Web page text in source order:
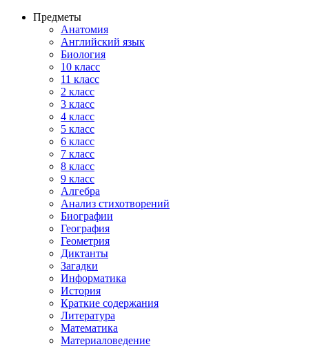
Предметы
Анатомия
Английский язык
Биология
10 класс
11 класс
2 класс
3 класс
4 класс
5 класс
6 класс
7 класс
8 класс
9 класс
Алгебра
Анализ стихотворений
Биографии
География
Геометрия
Диктанты
Загадки
Информатика
История
Краткие содержания
Литература
Математика
Материаловедение